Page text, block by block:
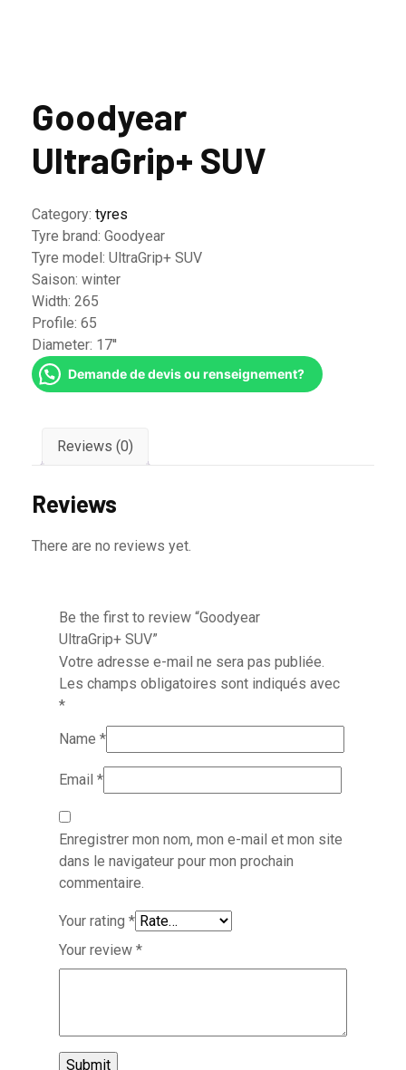
Goodyear
UltraGrip+ SUV
Category: tyres
Tyre brand: Goodyear
Tyre model: UltraGrip+ SUV
Saison: winter
Width: 265
Profile: 65
Diameter: 17''
Demande de devis ou renseignement?
Reviews (0)
Reviews
There are no reviews yet.
Be the first to review “Goodyear
UltraGrip+ SUV”
Votre adresse e-mail ne sera pas publiée.
Les champs obligatoires sont indiqués avec
*
Name *
Email *
Enregistrer mon nom, mon e-mail et mon site
dans le navigateur pour mon prochain
commentaire.
Your rating *
Your review *